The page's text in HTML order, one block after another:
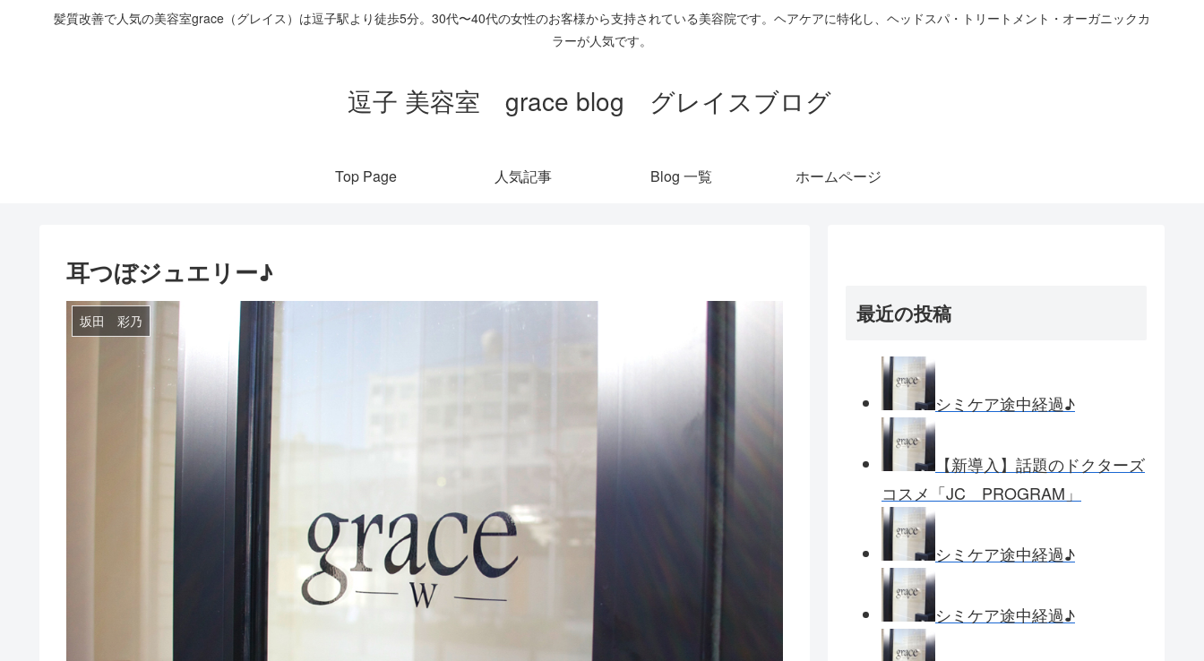
髪質改善で人気の美容室grace（グレイス）は逗子駅より徒歩5分。30代〜40代の女性のお客様から支持されている美容院です。ヘアケアに特化し、ヘッドスパ・トリートメント・オーガニックカ
ラーが人気です。
逗子 美容室 grace blog グレイスブログ
Top Page 人気記事 Blog 一覧 ホームページ
耳つぼジュエリー♪
坂田 彩乃 最近の投稿
シミケア途中経過♪
【新導入】話題のドクターズ
コスメ「JC PROGRAM」
シミケア途中経過♪
シミケア途中経過♪